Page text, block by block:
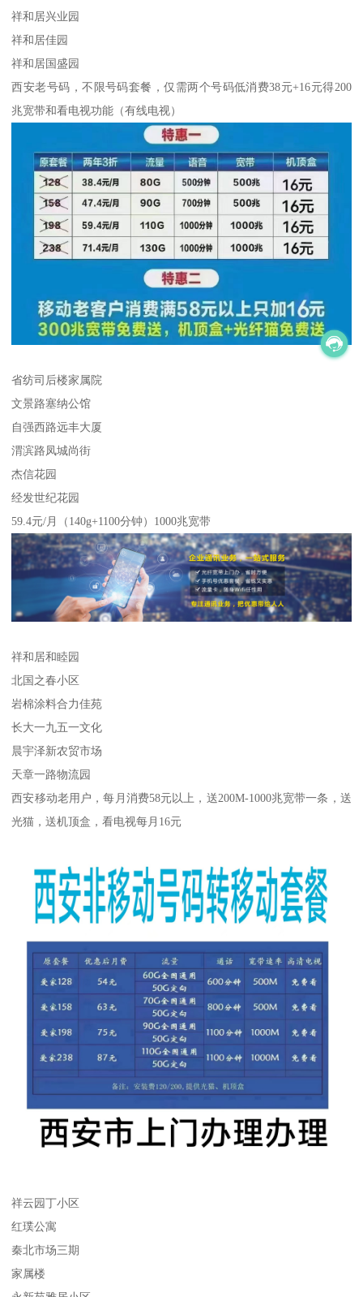
祥和居兴业园
祥和居佳园
祥和居国盛园
西安老号码，不限号码套餐，仅需两个号码低消费38元+16元得200
兆宽带和看电视功能（有线电视）
省纺司后楼家属院
文景路塞纳公馆
自强西路远丰大厦
渭滨路凤城尚街
杰信花园
经发世纪花园
59.4元/月（140g+1100分钟）1000兆宽带
祥和居和睦园
北国之春小区
岩棉涂料合力佳苑
长大一九五一文化
晨宇泽新农贸市场
天章一路物流园
西安移动老用户，每月消费58元以上，送200M-1000兆宽带一条，送
光猫，送机顶盒，看电视每月16元
祥云园丁小区
红璞公寓
秦北市场三期
家属楼